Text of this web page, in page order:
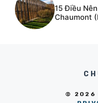
15 Điều
Chaumont
© 2026